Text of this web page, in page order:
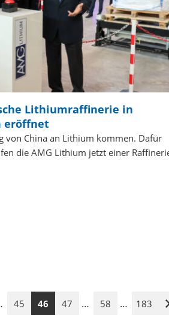
Lithiumraffinerie in
eröffnet
von China an Lithium kommen. Dafür
die AMG Lithium jetzt einer
45 46 47 … 58 … 183